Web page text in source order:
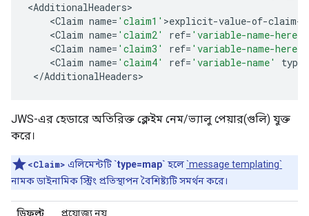
<AdditionalHeaders
<Claim name= 'claim1' >explicit-value-of-claim-
<Claim name= 'claim2' ref= 'variable-name-here'
<Claim name= 'claim3' ref= 'variable-name-here'
<Claim name= 'claim4' ref= 'variable-name' type
</AdditionalHeaders>
JWS-এর হেডারে অতিরিক্ত ক্লেইম নেম/ভ্যালু পেয়ার(গুলি) যুক্ত
করে।
<Claim> এলিমেন্টটি`type=map` হলে`message templating`
নামক ডাইনামিক স্ট্রিং প্রতিস্থাপন বৈশিষ্ট্যটি সমর্থন করে।
ডিফল্ট প্রযোজ্য নয়